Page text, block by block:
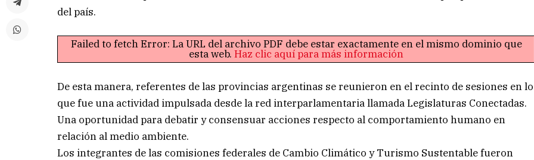
del país.
Failed to fetch Error: La URL del archivo PDF debe estar exactamente en el mismo dominio que
esta web. Haz clic aquí para más información
De esta manera, referentes de las provincias argentinas se reunieron en el recinto de sesiones en lo
que fue una actividad impulsada desde la red interparlamentaria llamada Legislaturas Conectadas.
Una oportunidad para debatir y consensuar acciones respecto al comportamiento humano en
relación al medio ambiente.
Los integrantes de las comisiones federales de Cambio Climático y Turismo Sustentable fueron